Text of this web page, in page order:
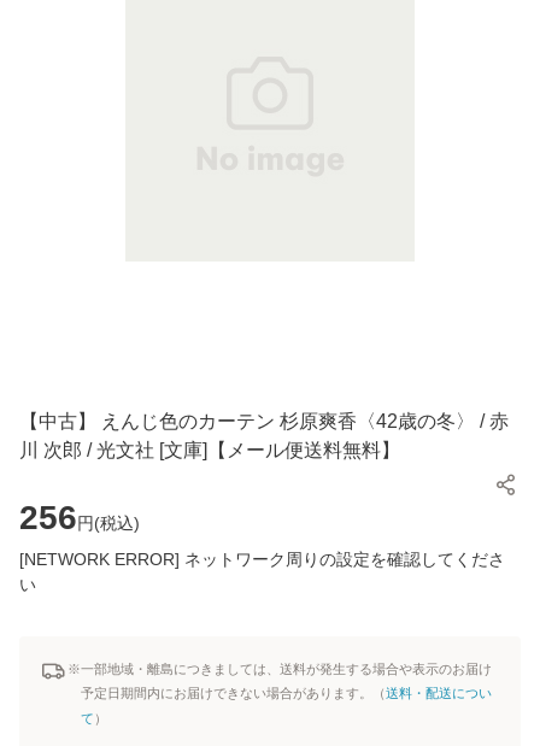
【中古】 えんじ色のカーテン 杉原爽香〈42歳の冬〉 / 赤
川 次郎 / 光文社 [文庫]【メール便送料無料】
256円(税込)
[NETWORK ERROR] ネットワーク周りの設定を確認してくださ
い
※一部地域・離島につきましては、送料が発生する場合や表示のお届け
予定日期間内にお届けできない場合があります。（送料・配送につい
て ）